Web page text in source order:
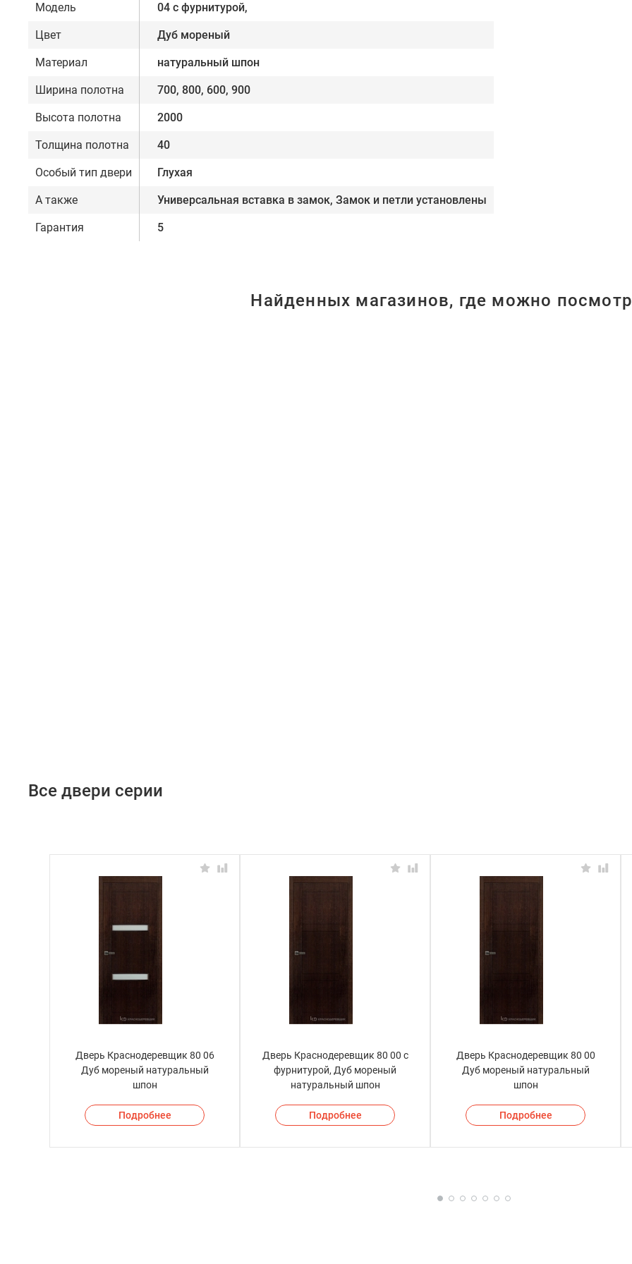
Модель 04 с фурнитурой,
Цвет Дуб мореный
Материал натуральный шпон
Ширина полотна 700, 800, 600, 900
Высота полотна 2000
Толщина полотна 40
Особый тип двери Глухая
А также Универсальная вставка в замок, Замок и петли установлены
Гарантия 5
Найденных магазинов, где можно
Все двери серии
Дверь Краснодеревщик 80 06
Дуб мореный натуральный
шпон
Подробнее
Дверь Краснодеревщик 80 00 с
фурнитурой, Дуб мореный
натуральный шпон
Подробнее
Дверь Краснодеревщик 80 00
Дуб мореный натуральный
шпон
Подробнее